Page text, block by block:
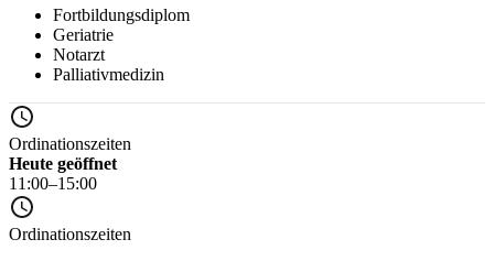
Fortbildungsdiplom
Geriatrie
Notarzt
Palliativmedizin
Ordinationszeiten
Heute geöffnet
11:00–15:00
Ordinationszeiten